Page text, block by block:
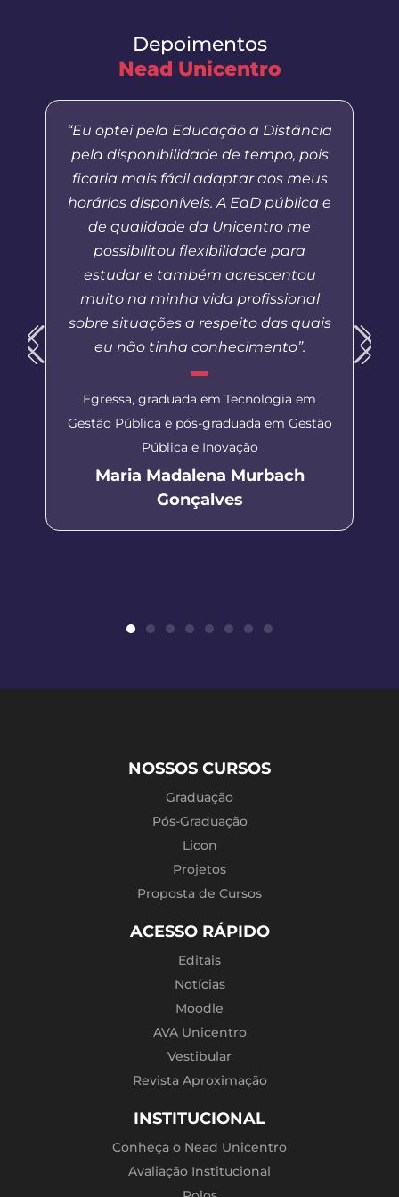
Depoimentos
Nead Unicentro
“Eu optei pela Educação a Distância
pela disponibilidade de tempo, pois
ficaria mais fácil adaptar aos meus
horários disponíveis. A EaD pública e
de qualidade da Unicentro me
possibilitou flexibilidade para
estudar e também acrescentou
muito na minha vida profissional
sobre situações a respeito das quais
eu não tinha conhecimento”.
Egressa, graduada em Tecnologia em
Gestão Pública e pós-graduada em Gestão
Pública e Inovação
Maria Madalena Murbach
Gonçalves
NOSSOS CURSOS
Graduação
Pós-Graduação
Licon
Projetos
Proposta de Cursos
ACESSO RÁPIDO
Editais
Notícias
Moodle
AVA Unicentro
Vestibular
Revista Aproximação
INSTITUCIONAL
Conheça o Nead Unicentro
Avaliação Institucional